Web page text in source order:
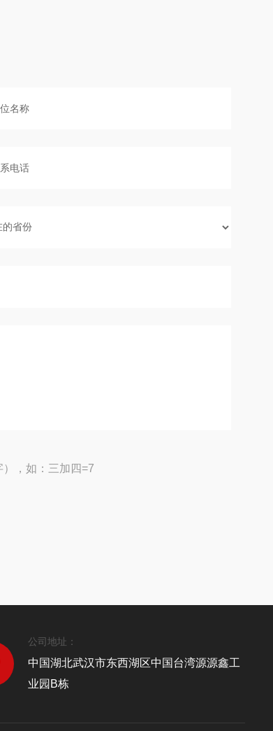
，如：三加四=7
公司地址：
中国湖北武汉市东西湖区中国台湾源源鑫工
业园B栋